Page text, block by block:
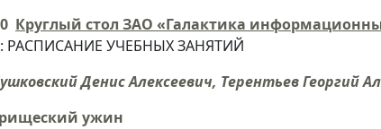
Круглый стол ЗАО «Галактика
РАСПИСАНИЕ УЧЕБНЫХ ЗАНЯТИЙ
Денис Алексеевич, Терентьев Георгий
ужин